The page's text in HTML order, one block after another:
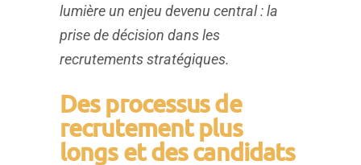
lumière un enjeu devenu central : la
prise de décision dans les
recrutements stratégiques.
Des processus de
recrutement plus
longs et des candidats